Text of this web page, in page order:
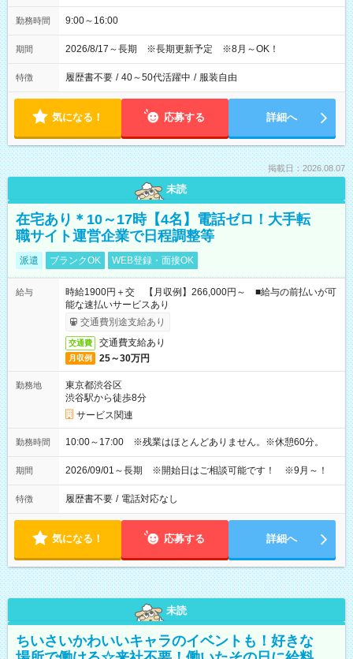
勤務時間 9:00～16:00
期間 2026/8/17～長期 ※長期更新予定 ※8月～OK！
特徴 履歴書不要 / 40～50代活躍中 / 服装自由
気になる！ 応募する 詳細へ
掲載日：2026.08.07
未読
在宅あり＊10～17時【4名】電話ゼロ！大手転
職サイト運営企業で日程調整等
派遣 ブランクOK WEB登録・面接OK
給与
時給1900円＋交 【月収例】266,000円～ ■給与の前払いが可
能な速払いサービスあり
交通費別途支給あり
交通費 交通費支給あり
月収例 25～30万円
勤務地
東京都渋谷区
渋谷駅から徒歩8分
サービス関連
勤務時間 10:00～17:00 ※残業はほとんどありません。※休憩60分。
期間 2026/09/01～長期 ※開始日はご相談可能です！ ※9月～！
特徴 履歴書不要 / 電話対応なし
気になる！ 応募する 詳細へ
未読
ちいさいかわいいキャラのイベントも！好きな